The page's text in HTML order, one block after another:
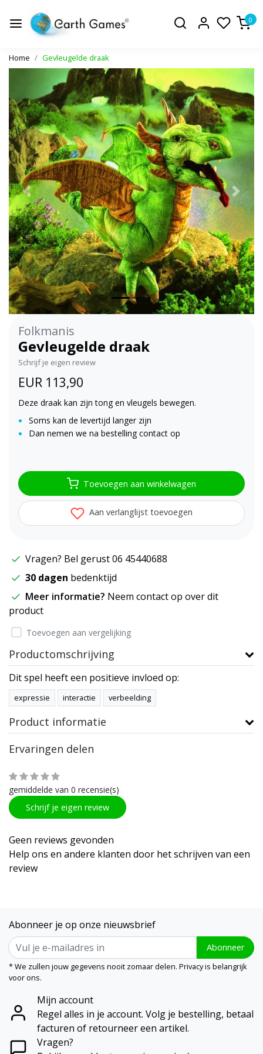
0
Home Gevleugelde draak
Vorige
Folkmanis
Gevleugelde draak
Schrijf je eigen review
EUR 113,90
Deze draak kan zijn tong en vleugels bewegen.
Soms kan de levertijd langer zijn
Dan nemen we na bestelling contact op
Toevoegen aan winkelwagen
Aan verlanglijst toevoegen
Vragen? Bel gerust 06 45440688
30 dagen bedenktijd
Meer informatie? Neem contact op over dit
product
Toevoegen aan vergelijking
Productomschrijving
Dit spel heeft een positieve invloed op:
expressie interactie verbeelding
Product informatie
Ervaringen delen
gemiddelde van 0 recensie(s)
Schrijf je eigen review
Geen reviews gevonden
Help ons en andere klanten door het schrijven van een
review
Abonneer je op onze nieuwsbrief
Abonneer
* We zullen jouw gegevens nooit zomaar delen. Privacy is belangrijk
voor ons.
Mijn account
Regel alles in je account. Volg je bestelling, betaal
facturen of retourneer een artikel.
Vragen?